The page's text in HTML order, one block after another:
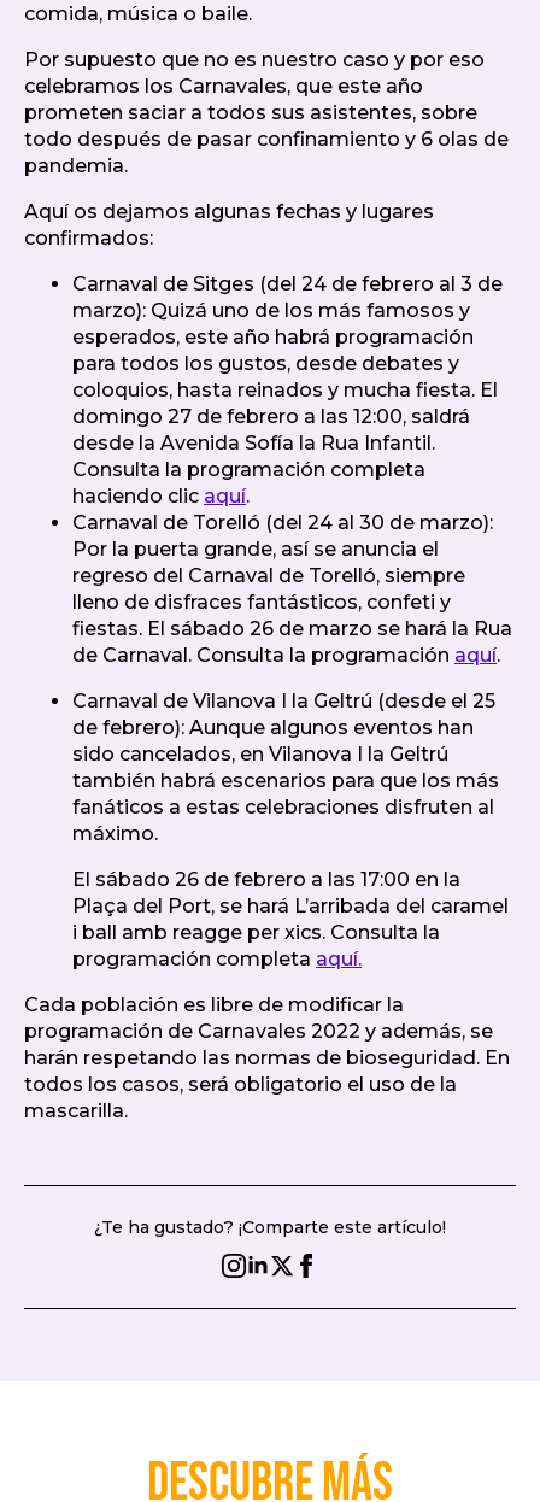
comida, música o baile.
Por supuesto que no es nuestro caso y por eso
celebramos los Carnavales, que este año
prometen saciar a todos sus asistentes, sobre
todo después de pasar confinamiento y 6 olas de
pandemia.
Aquí os dejamos algunas fechas y lugares
confirmados:
Carnaval de Sitges (del 24 de febrero al 3 de
marzo): Quizá uno de los más famosos y
esperados, este año habrá programación
para todos los gustos, desde debates y
coloquios, hasta reinados y mucha fiesta. El
domingo 27 de febrero a las 12:00, saldrá
desde la Avenida Sofía la Rua Infantil.
Consulta la programación completa
haciendo clic aquí.
Carnaval de Torelló (del 24 al 30 de marzo):
Por la puerta grande, así se anuncia el
regreso del Carnaval de Torelló, siempre
lleno de disfraces fantásticos, confeti y
fiestas. El sábado 26 de marzo se hará la Rua
de Carnaval. Consulta la programación aquí.
Carnaval de Vilanova I la Geltrú (desde el 25
de febrero): Aunque algunos eventos han
sido cancelados, en Vilanova I la Geltrú
también habrá escenarios para que los más
fanáticos a estas celebraciones disfruten al
máximo.
El sábado 26 de febrero a las 17:00 en la
Plaça del Port, se hará L’arribada del caramel
i ball amb reagge per xics. Consulta la
programación completa aquí.
Cada población es libre de modificar la
programación de Carnavales 2022 y además, se
harán respetando las normas de bioseguridad. En
todos los casos, será obligatorio el uso de la
mascarilla.
¿Te ha gustado? ¡Comparte este artículo!
Descubre más